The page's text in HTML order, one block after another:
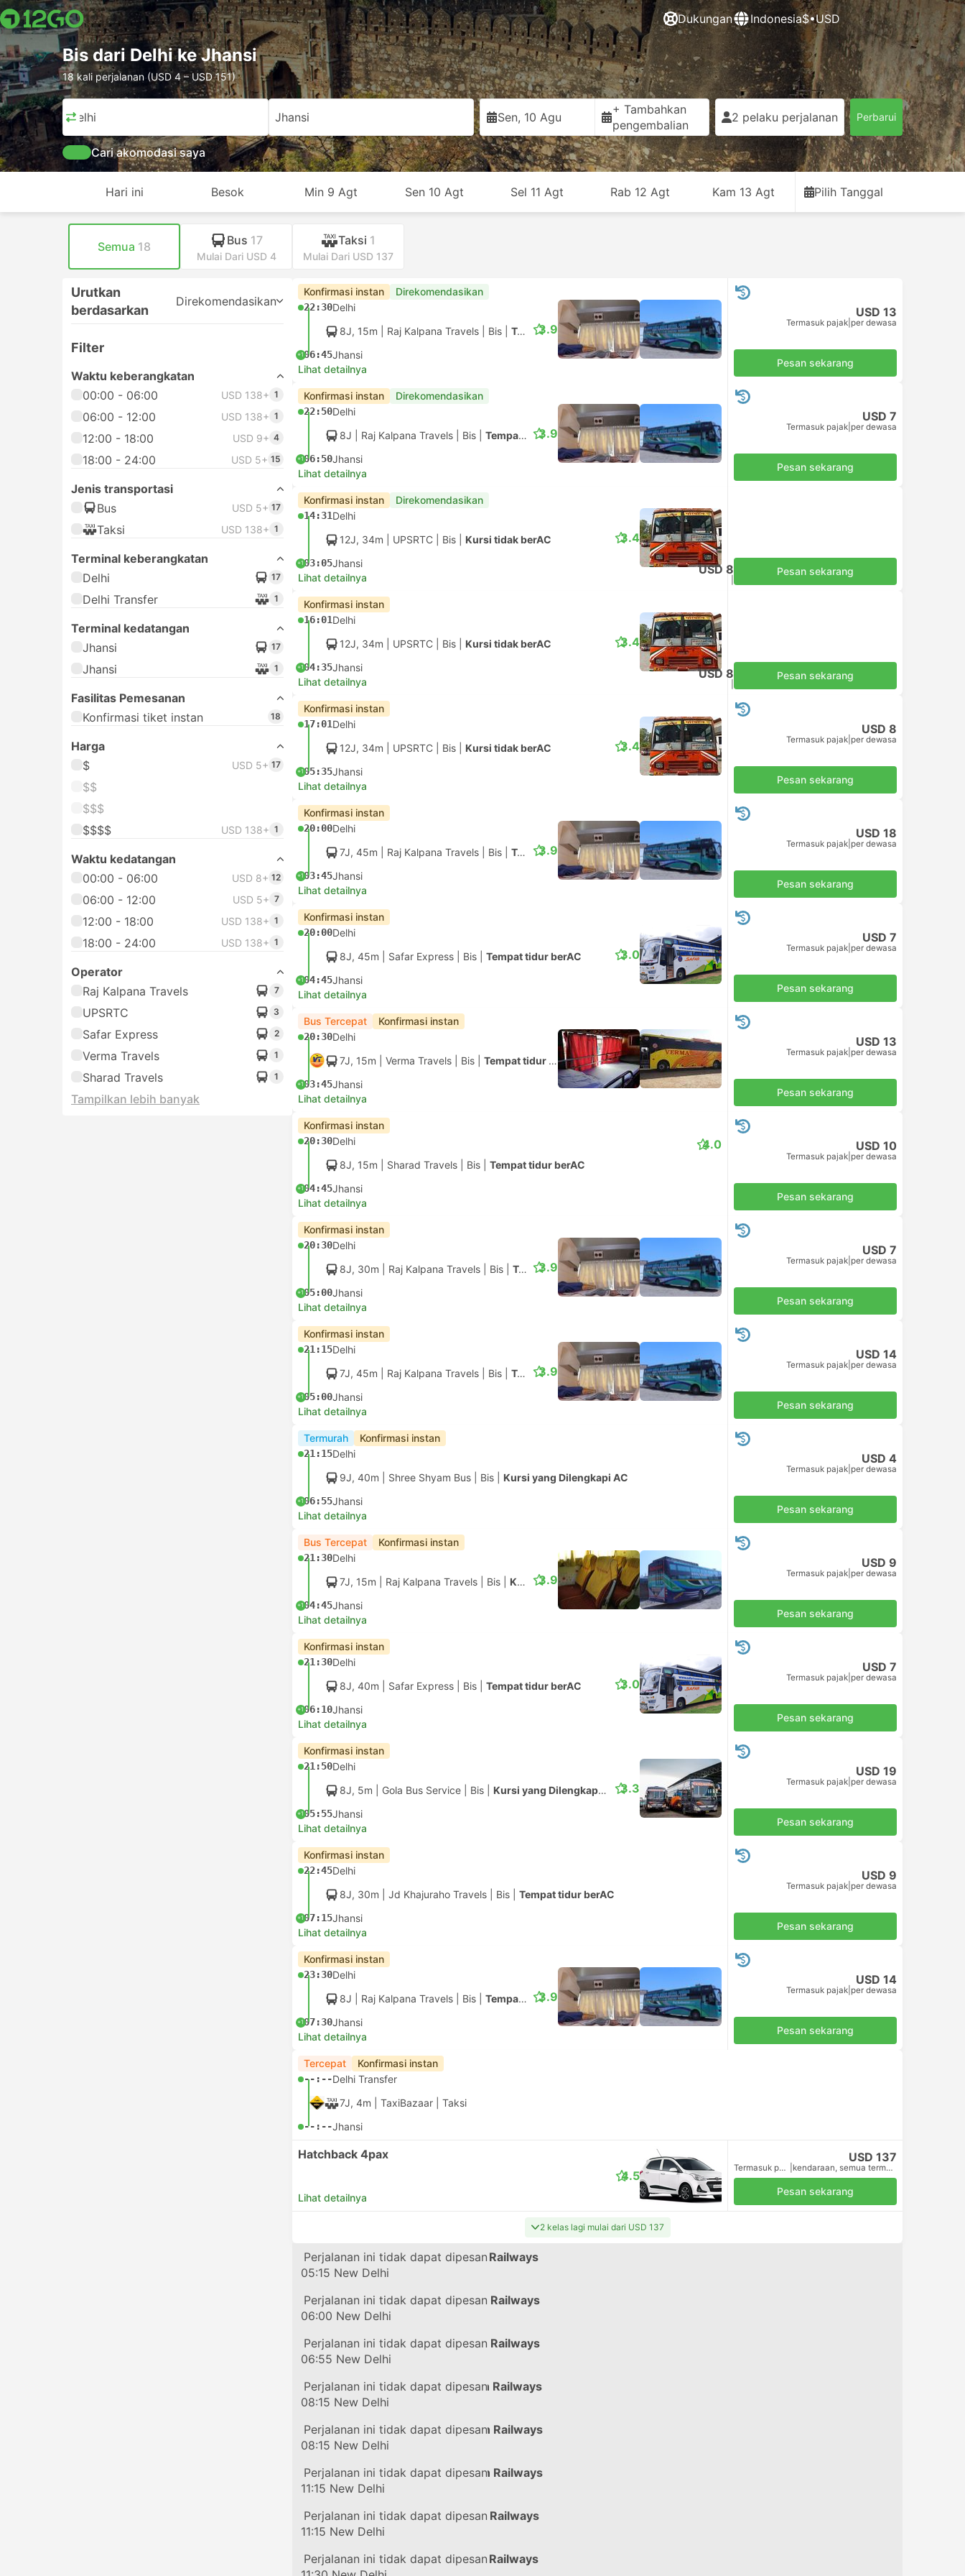
Dukungan Indonesia$•USD
Bis dari Delhi ke Jhansi
18 kali perjalanan (USD 4 – USD 151)
Delhi Jhansi Sen, 10 Agu
+ Tambahkan
pengembalian
2 pelaku perjalanan Perbarui
Cari akomodasi saya
Hari ini Besok Min 9 Agt Sen 10 Agt Sel 11 Agt Rab 12 Agt Kam 13 Agt Pilih Tanggal
Semua 18 Bus 17
Mulai Dari USD 4
Taksi 1
Mulai Dari USD 137
Urutkan
berdasarkan
Direkomendasikan
Filter
Waktu keberangkatan
00:00 - 06:00
USD 138+ 1
06:00 - 12:00 USD 138+ 1
12:00 - 18:00 USD 9+ 4
18:00 - 24:00 USD 5+ 15
Jenis transportasi
Bus
USD 5+ 17
Taksi USD 138+ 1
Terminal keberangkatan
Delhi
17
Delhi Transfer 1
Terminal kedatangan
Jhansi
17
Jhansi 1
Fasilitas Pemesanan
Konfirmasi tiket instan
18
Harga
$
USD 5+ 17
$$
$$$
$$$$
USD 138+ 1
Waktu kedatangan
00:00 - 06:00
USD 8+ 12
06:00 - 12:00 USD 5+ 7
12:00 - 18:00 USD 138+ 1
18:00 - 24:00 USD 138+ 1
Operator
Raj Kalpana Travels
7
UPSRTC 3
Safar Express 2
Verma Travels 1
Sharad Travels 1
Tampilkan lebih banyak
Konfirmasi instan Direkomendasikan
22:30Delhi
8J, 15m | Raj Kalpana Travels Bis Tempat tidur berAC
+106:45Jhansi
3.9
Lihat detailnya
USD 13
Termasuk pajak per dewasa
Pesan sekarang
Konfirmasi instan Direkomendasikan
22:50Delhi
8J | Raj Kalpana Travels Bis Tempat tidur berAC
+106:50Jhansi
3.9
Lihat detailnya
USD 7
Termasuk pajak per dewasa
Pesan sekarang
Konfirmasi instan Direkomendasikan
14:31Delhi
12J, 34m | UPSRTC Bis Kursi tidak berAC
+103:05Jhansi
3.4
Lihat detailnya
USD 8 Pesan sekarang
Konfirmasi instan
16:01Delhi
12J, 34m | UPSRTC Bis Kursi tidak berAC
+104:35Jhansi
3.4
Lihat detailnya
USD 8 Pesan sekarang
Konfirmasi instan
17:01Delhi
12J, 34m | UPSRTC Bis Kursi tidak berAC
+105:35Jhansi
3.4
Lihat detailnya
USD 8
Termasuk pajak per dewasa
Pesan sekarang
Konfirmasi instan
20:00Delhi
7J, 45m | Raj Kalpana Travels Bis Tempat tidur berAC
+103:45Jhansi
3.9
Lihat detailnya
USD 18
Termasuk pajak per dewasa
Pesan sekarang
Konfirmasi instan
20:00Delhi
8J, 45m | Safar Express Bis Tempat tidur berAC
+104:45Jhansi
3.0
Lihat detailnya
USD 7
Termasuk pajak per dewasa
Pesan sekarang
Bus Tercepat Konfirmasi instan
20:30Delhi
7J, 15m | Verma Travels Bis Tempat tidur berAC
+103:45Jhansi
Lihat detailnya
USD 13
Termasuk pajak per dewasa
Pesan sekarang
Konfirmasi instan
20:30Delhi
8J, 15m | Sharad Travels Bis Tempat tidur berAC
+104:45Jhansi
4.0
Lihat detailnya
USD 10
Termasuk pajak per dewasa
Pesan sekarang
Konfirmasi instan
20:30Delhi
8J, 30m | Raj Kalpana Travels Bis Tempat tidur berAC
+105:00Jhansi
3.9
Lihat detailnya
USD 7
Termasuk pajak per dewasa
Pesan sekarang
Konfirmasi instan
21:15Delhi
7J, 45m | Raj Kalpana Travels Bis Tempat tidur berAC
+105:00Jhansi
3.9
Lihat detailnya
USD 14
Termasuk pajak per dewasa
Pesan sekarang
Termurah Konfirmasi instan
21:15Delhi
9J, 40m | Shree Shyam Bus Bis Kursi yang Dilengkapi AC
+106:55Jhansi
Lihat detailnya
USD 4
Termasuk pajak per dewasa
Pesan sekarang
Bus Tercepat Konfirmasi instan
21:30Delhi
7J, 15m | Raj Kalpana Travels Bis Kursi yang Dilengkapi AC
+104:45Jhansi
3.9
Lihat detailnya
USD 9
Termasuk pajak per dewasa
Pesan sekarang
Konfirmasi instan
21:30Delhi
8J, 40m | Safar Express Bis Tempat tidur berAC
+106:10Jhansi
3.0
Lihat detailnya
USD 7
Termasuk pajak per dewasa
Pesan sekarang
Konfirmasi instan
21:50Delhi
8J, 5m | Gola Bus Service Bis Kursi yang Dilengkapi AC
+105:55Jhansi
3.3
Lihat detailnya
USD 19
Termasuk pajak per dewasa
Pesan sekarang
Konfirmasi instan
22:45Delhi
8J, 30m | Jd Khajuraho Travels Bis Tempat tidur berAC
+107:15Jhansi
Lihat detailnya
USD 9
Termasuk pajak per dewasa
Pesan sekarang
Konfirmasi instan
23:30Delhi
8J | Raj Kalpana Travels Bis Tempat tidur berAC
+107:30Jhansi
3.9
Lihat detailnya
USD 14
Termasuk pajak per dewasa
Pesan sekarang
Tercepat Konfirmasi instan
--:--Delhi Transfer
7J, 4m | TaxiBazaar Taksi
--:--Jhansi
Hatchback 4pax
Lihat detailnya
4.5
USD 137
Termasuk pajak kendaraan, semua termasuk.
Pesan sekarang
2 kelas lagi mulai dari USD 137
Kereta Api #12138dengan Indian Railways
05:15 New Delhi
Perjalanan ini tidak dapat dipesan
Kereta Api #12002 dengan Indian Railways
06:00 New Delhi
Perjalanan ini tidak dapat dipesan
Kereta Api #12280 dengan Indian Railways
06:55 New Delhi
Perjalanan ini tidak dapat dipesan
Kereta Api #22686 dengan Indian Railways
08:15 New Delhi
Perjalanan ini tidak dapat dipesan
Kereta Api #20808 dengan Indian Railways
08:15 New Delhi
Perjalanan ini tidak dapat dipesan
Kereta Api #20848 dengan Indian Railways
11:15 New Delhi
Perjalanan ini tidak dapat dipesan
Kereta Api #22126dengan Indian Railways
11:15 New Delhi
Perjalanan ini tidak dapat dipesan
Kereta Api #11078dengan Indian Railways
Perjalanan ini tidak dapat dipesan